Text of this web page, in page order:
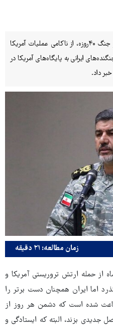
سخنگوی ارتش با تشریح ناگفته‌هایی از جنگ ۴۰روزه، از ناکامی عملیات آمریکا
ایرانی به پایگاه‌های آمریکا در
داد.
زمان مطالعه: ۲۱ دقیقه
از حمله ارتش تروریستی آمریکا و
اما ایران همچنان دست برتر را
شده است که دشمن هر روز از
بزند، البته که ایستادگی و